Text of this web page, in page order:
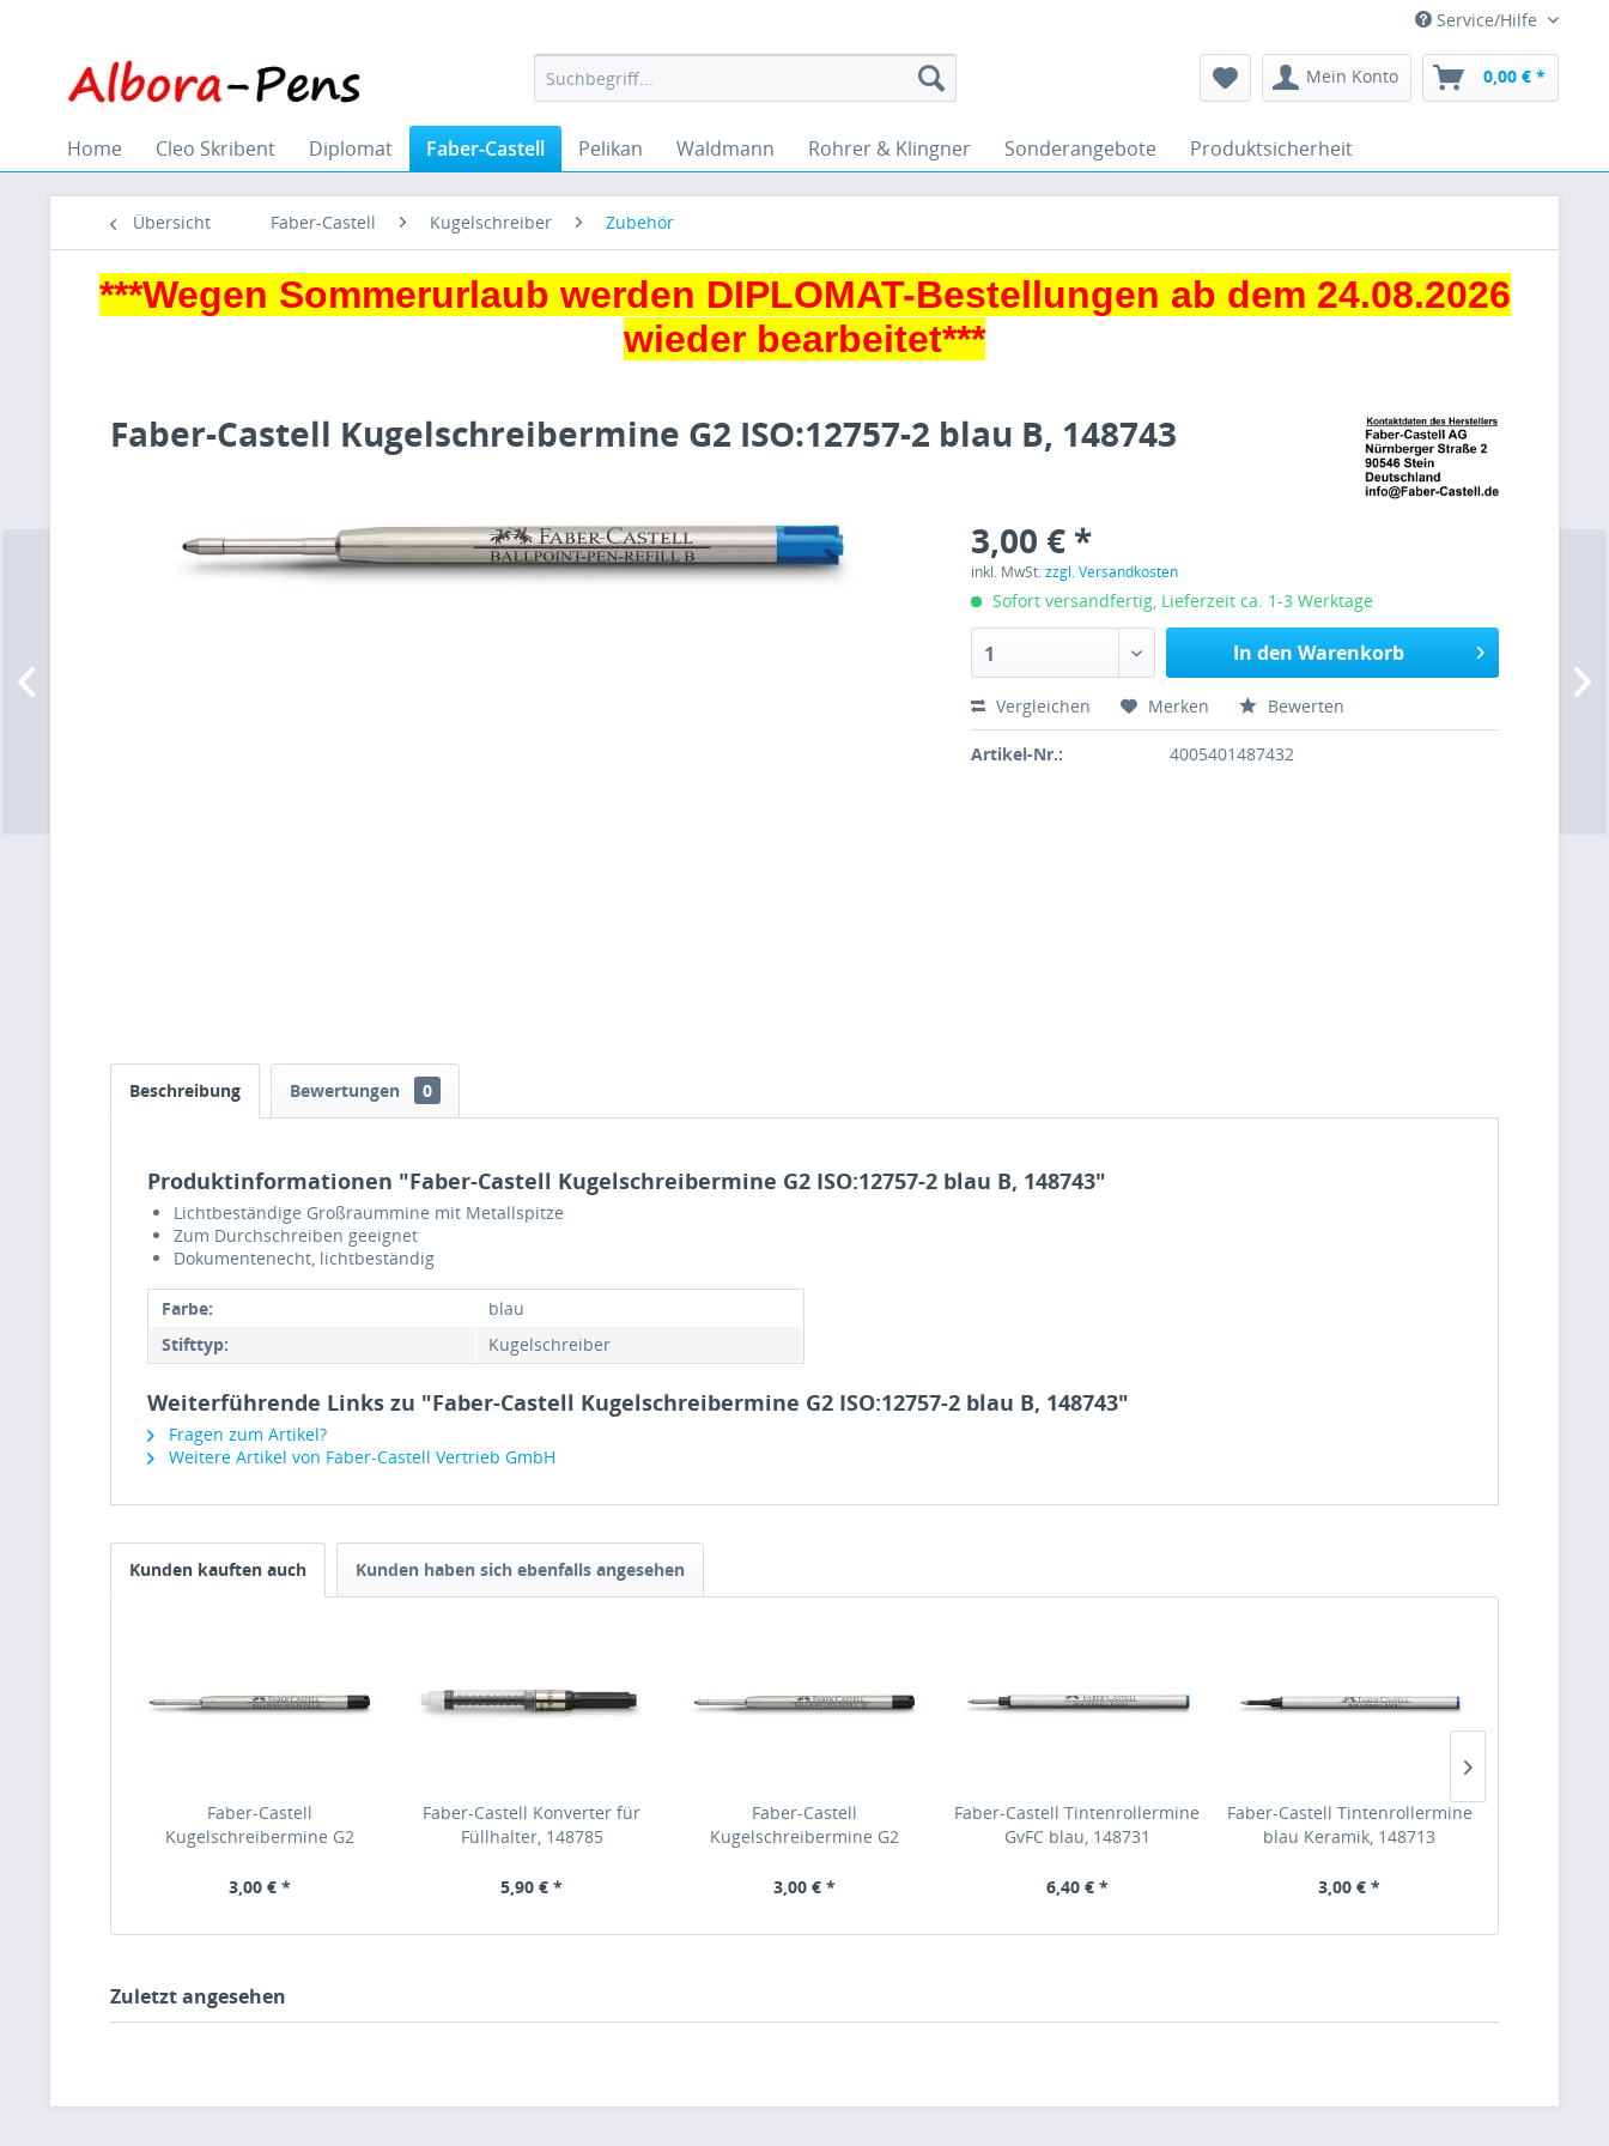
Service/Hilfe
Mein Konto 0,00 € *
Home Cleo Skribent Diplomat Faber-Castell Pelikan Waldmann Rohrer & Klingner Sonderangebote Produktsicherheit
Übersicht Faber-Castell Kugelschreiber Zubehör
***Wegen Sommerurlaub werden DIPLOMAT-Bestellungen ab dem 24.08.2026
wieder bearbeitet***
Faber-Castell Kugelschreibermine G2 ISO:12757-2 blau B, 148743
3,00 € *
inkl. MwSt.zzgl. Versandkosten
Sofort versandfertig, Lieferzeit ca. 1-3 Werktage
1 In den Warenkorb
Vergleichen Merken Bewerten
Artikel-Nr.: 4005401487432
Beschreibung Bewertungen 0
Produktinformationen "Faber-Castell Kugelschreibermine G2 ISO:12757-2 blau B, 148743"
Lichtbeständige Großraummine mit Metallspitze
Zum Durchschreiben geeignet
Dokumentenecht, lichtbeständig
Farbe:
blau
Stifttyp:
Kugelschreiber
Weiterführende Links zu "Faber-Castell Kugelschreibermine G2 ISO:12757-2 blau B, 148743"
Fragen zum Artikel?
Weitere Artikel von Faber-Castell Vertrieb GmbH
Kunden kauften auch Kunden haben sich ebenfalls angesehen
Faber-Castell
Kugelschreibermine G2
3,00 € *
Faber-Castell Konverter für
Füllhalter, 148785
5,90 € *
Faber-Castell
Kugelschreibermine G2
148740
3,00 € *
Faber-Castell Tintenrollermine
GvFC blau, 148731
6,40 € *
Faber-Castell Tintenrollermine
blau Keramik, 148713
3,00 € *
Zuletzt angesehen